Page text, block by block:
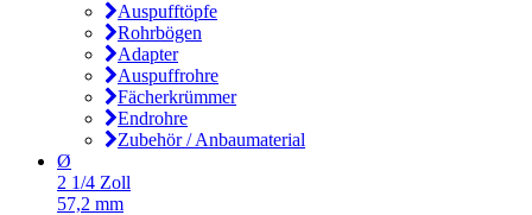
Auspufftöpfe
Rohrbögen
Adapter
Auspuffrohre
Fächerkrümmer
Endrohre
Zubehör / Anbaumaterial
Ø
2 1/4 Zoll
57,2 mm